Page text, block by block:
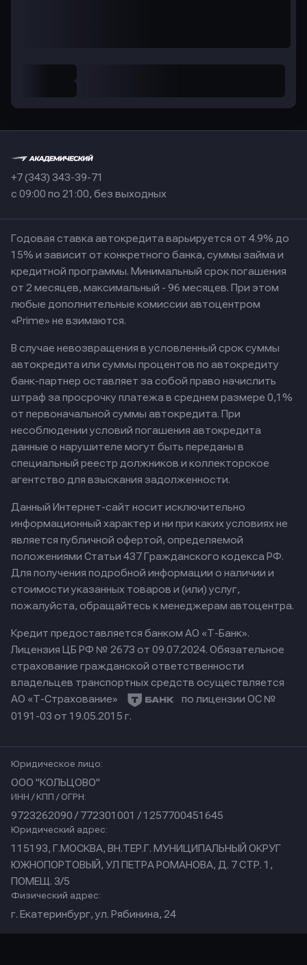
+7 (343) 343-39-71
с 09:00 по 21:00, без выходных
Годовая ставка автокредита варьируется от 4.9% до
15% и зависит от конкретного банка, суммы займа и
кредитной программы. Минимальный срок погашения
от 2 месяцев, максимальный - 96 месяцев. При этом
любые дополнительные комиссии автоцентром
«Prime» не взимаются.
В случае невозвращения в условленный срок суммы
автокредита или суммы процентов по автокредиту
банк-партнер оставляет за собой право начислить
штраф за просрочку платежа в среднем размере 0,1%
от первоначальной суммы автокредита. При
несоблюдении условий погашения автокредита
данные о нарушителе могут быть переданы в
специальный реестр должников и коллекторское
агентство для взыскания задолженности.
Данный Интернет-сайт носит исключительно
информационный характер и ни при каких условиях не
является публичной офертой, определяемой
положениями Статьи 437 Гражданского кодекса РФ.
Для получения подробной информации о наличии и
стоимости указанных товаров и (или) услуг,
пожалуйста, обращайтесь к менеджерам автоцентра.
Кредит предоставляется банком АО «Т-Банк».
Лицензия ЦБ РФ № 2673 от 09.07.2024. Обязательное
страхование гражданской ответственности
владельцев транспортных средств осуществляется
АО «Т-Страхование»
по лицензии ОС №
0191-03 от 19.05.2015 г.
Юридическое лицо:
ООО "КОЛЬЦОВО"
ИНН / КПП / ОГРН:
9723262090 / 772301001 / 1257700451645
Юридический адрес:
115193, Г.МОСКВА, ВН.ТЕР.Г. МУНИЦИПАЛЬНЫЙ ОКРУГ
ЮЖНОПОРТОВЫЙ, УЛ ПЕТРА РОМАНОВА, Д. 7 СТР. 1,
ПОМЕЩ. 3/5
Физический адрес:
г. Екатеринбург, ул. Рябинина, 24